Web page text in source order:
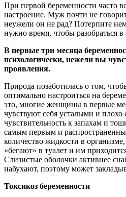
При первой беременности часто
настроение. Муж почти не
неужели он не рад? Потерпите
нужно время, чтобы разобраться в
В первые три месяца
психологически, нежели вы
проявления.
Природа позаботилась о том,
оптимально настроиться на
это, многие женщины в первые
чувствуют себя усталыми и
чувствительность к запахам и
самым первым и
количество жидкости в
«бегают» в туалет и им
Слизистые оболочки активнее
набухают, поэтому может
Токсикоз беременности